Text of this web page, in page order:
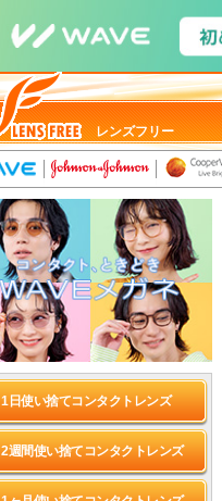
レンズフリー
1日使い捨てコンタクトレンズ
2週間使い捨てコンタクトレンズ